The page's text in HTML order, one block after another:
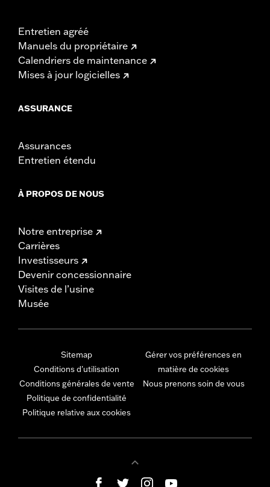
Entretien agréé
Manuels du propriétaire
Calendriers de maintenance
Mises à jour logicielles
ASSURANCE
Assurances
Entretien étendu
À PROPOS DE NOUS
Notre entreprise
Carrières
Investisseurs
Devenir concessionnaire
Visites de l’usine
Musée
Sitemap
Conditions d'utilisation
Conditions générales de vente
Politique de confidentialité
Politique relative aux cookies
Gérer vos préférences en
matière de cookies
Nous prenons soin de vous